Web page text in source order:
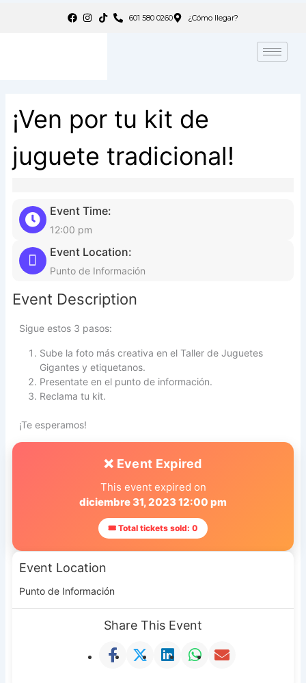
601 580 0260 ¿Cómo llegar?
¡Ven por tu kit de
juguete tradicional!
Event Time:
12:00 pm
Event Location:
Punto de Información
Event Description
Sigue estos 3 pasos:
Sube la foto más creativa en el Taller de Juguetes
Gigantes y etiquetanos.
Presentate en el punto de información.
Reclama tu kit.
¡Te esperamos!
❌ Event Expired
This event expired on
diciembre 31, 2023 12:00 pm
🎟 Total tickets sold: 0
Event Location
Punto de Información
Share This Event